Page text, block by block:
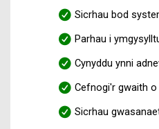
Sicrhau bod
Parhau i
Cynyddu ynni
Cefnogi'r gwaith
Sicrhau